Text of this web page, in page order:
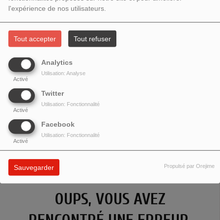
l'expérience de nos utilisateurs.
Tout accepter Tout refuser
Analytics
Activé
Utilisation: Analyse
Twitter
Activé
Utilisation: Fonctionnalité
Facebook
Activé
Utilisation: Fonctionnalité
Sauvegarder Propulsé par Orejime
OUPS, VOUS AVEZ